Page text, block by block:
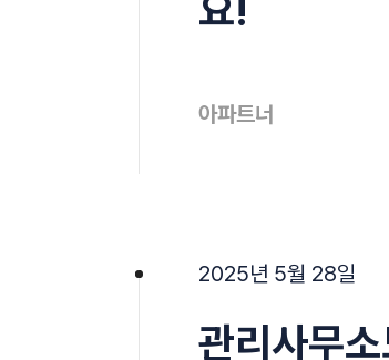
요!
아파트너
2025년 5월 28일
관리사무